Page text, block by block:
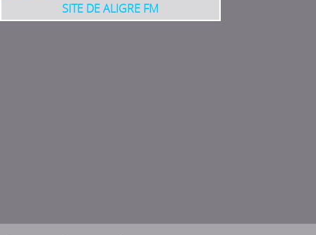
SITE DE ALIGRE FM